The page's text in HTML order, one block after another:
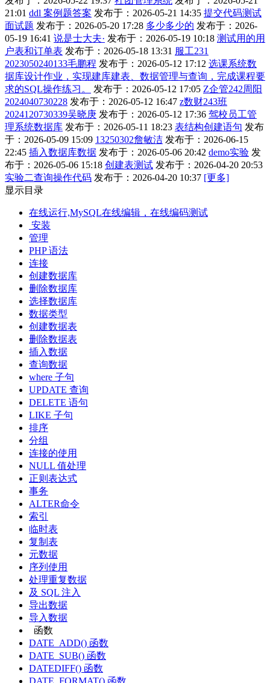
21:01 ddl 案例题答案 发布于：2026-05-21 14:35 提交代码测试
面试题 发布于：2026-05-20 17:28 多少多少的 发布于：2026-
05-19 16:41 说是士大夫· 发布于：2026-05-19 10:18 测试用的用
户表和订单表 发布于：2026-05-18 13:31 服工231
2023050240133毛鹏程 发布于：2026-05-12 17:12 选课系统数
据库设计作业，实现建库建表、数据管理与查询，完成课程要
求的SQL操作练习。
发布于：2026-05-12 17:05 Z企管242周阳
2024040730228 发布于：2026-05-12 16:47 z数财243班
2024120730339吴晓庚 发布于：2026-05-12 17:36 驾校员工管
理系统数据库 发布于：2026-05-11 18:23 表结构创建语句 发布
于：2026-05-09 15:09 13250302詹敏洁 发布于：2026-06-15
22:45 插入数据库数据 发布于：2026-05-06 20:42 demo实验 发
布于：2026-05-06 15:18 创建表测试 发布于：2026-04-20 20:53
实验二查询操作代码 发布于：2026-04-20 10:37 [更多]
显示目录
在线运行,MySQL在线编辑，在线编码测试
安装
管理
PHP 语法
连接
创建数据库
删除数据库
选择数据库
数据类型
创建数据表
删除数据表
插入数据
查询数据
where 子句
UPDATE 查询
DELETE 语句
LIKE 子句
排序
分组
连接的使用
NULL 值处理
正则表达式
事务
ALTER命令
索引
临时表
复制表
元数据
序列使用
处理重复数据
及 SQL 注入
导出数据
导入数据
函数
DATE_ADD() 函数
DATE_SUB() 函数
DATEDIFF() 函数